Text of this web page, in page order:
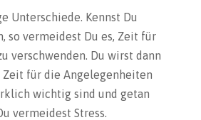
Unterschiede. Kennst Du
so vermeidest Du es, Zeit für
verschwenden. Du wirst dann
für die Angelegenheiten
wichtig sind und getan
vermeidest Stress.